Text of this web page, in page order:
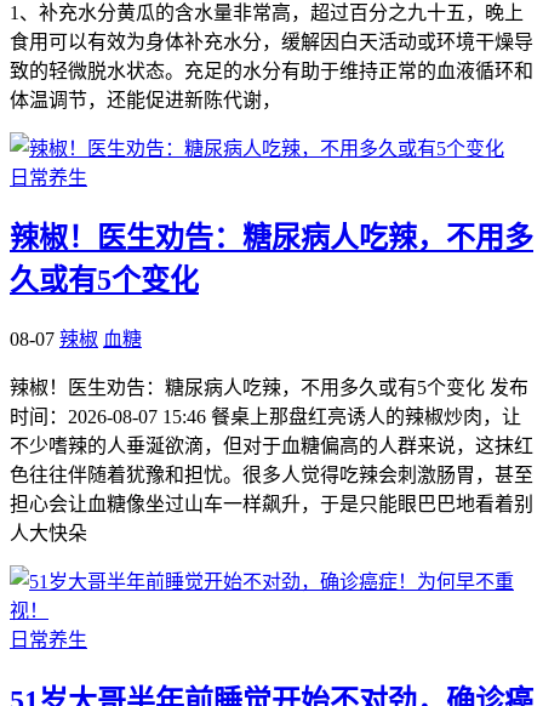
1、补充水分黄瓜的含水量非常高，超过百分之九十五，晚上
食用可以有效为身体补充水分，缓解因白天活动或环境干燥导
致的轻微脱水状态。充足的水分有助于维持正常的血液循环和
体温调节，还能促进新陈代谢，
日常养生
辣椒！医生劝告：糖尿病人吃辣，不用多
久或有5个变化
08-07 辣椒 血糖
辣椒！医生劝告：糖尿病人吃辣，不用多久或有5个变化 发布
时间：2026-08-07 15:46 餐桌上那盘红亮诱人的辣椒炒肉，让
不少嗜辣的人垂涎欲滴，但对于血糖偏高的人群来说，这抹红
色往往伴随着犹豫和担忧。很多人觉得吃辣会刺激肠胃，甚至
担心会让血糖像坐过山车一样飙升，于是只能眼巴巴地看着别
人大快朵
日常养生